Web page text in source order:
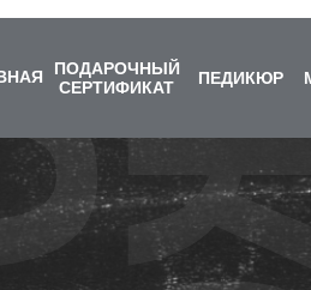
ПОДАРОЧНЫЙ
СЕРТИФИКАТ
ПЕДИКЮР